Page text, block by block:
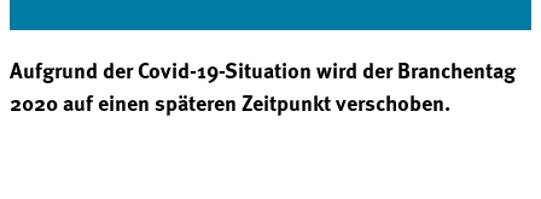
Aufgrund der Covid-19-Situation wird der Branchentag
2020 auf einen späteren Zeitpunkt verschoben.